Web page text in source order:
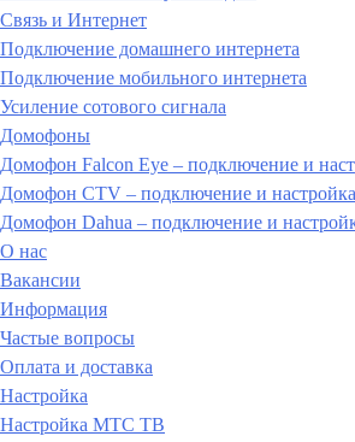
Связь и Интернет
Подключение домашнего интернета
Подключение мобильного интернета
Усиление сотового сигнала
Домофоны
Домофон Falcon Eye – подключение и
Домофон CTV – подключение и настройка
Домофон Dahua – подключение и
О нас
Вакансии
Информация
Частые вопросы
Оплата и доставка
Настройка
Настройка МТС ТВ